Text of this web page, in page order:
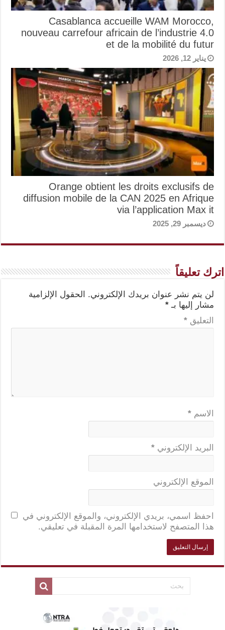
Casablanca accueille WAM Morocco,
nouveau carrefour africain de l’industrie 4.0
et de la mobilité du futur
يناير 12, 2026
Orange obtient les droits exclusifs de
diffusion mobile de la CAN 2025 en Afrique
via l’application Max it
ديسمبر 29, 2025
اترك تعليقاً
لن يتم نشر عنوان بريدك الإلكتروني.
الحقول الإلزامية
مشار إليها بـ *
التعليق *
الاسم *
البريد الإلكتروني *
الموقع الإلكتروني
احفظ اسمي، بريدي الإلكتروني، والموقع الإلكتروني في
هذا المتصفح لاستخدامها المرة المقبلة في تعليقي.